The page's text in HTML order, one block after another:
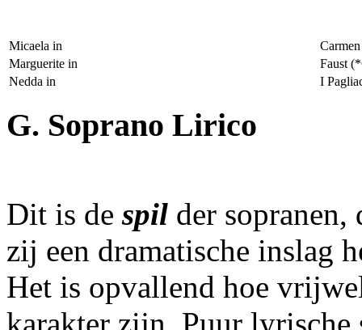
Micaela in
Marguerite in
Faust
Nedda in
I
G. Soprano Lirico
Dit is despil der
zij een dramatische inslag
Het is opvallend hoe